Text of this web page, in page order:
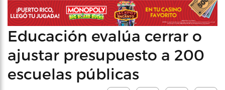
Educación evalúa cerrar o
ajustar presupuesto a 200
escuelas públicas